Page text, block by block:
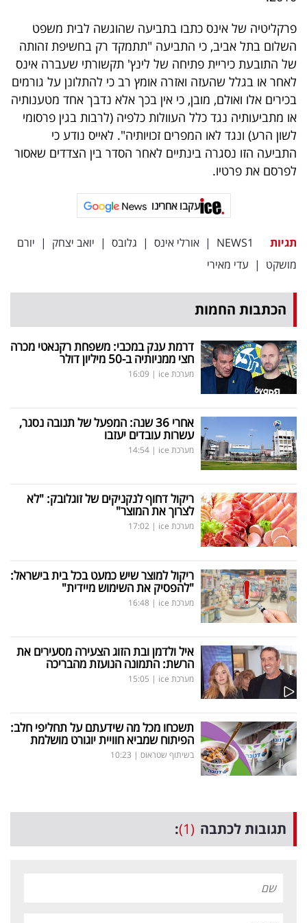
פרקליטיה של אינס כתבו בתביעה שהוגשה לבית משפט
השלום בתל אביב, כי התביעה "תתמקד רק בחשיפת זהותה
של התובעת כיריית פתיחה של לינץ' תקשורתי שעברה אינס
לאחר או בגלל שהעזה ואזרה אומץ רב כי להתלונן על גורמים
בכירים אלו ואולם, מובן, כי אין בכך אלא נדבך אחד מטענותיה
או מתביעותיה נגד כלל העוולות כלפיה (לרבות בגין פרסומי
לשון הרע) ונגד לאו המפרים זכויותיה". לאייס נודע כי
התביעה הזו נסגרה בינתיים לאחר הסדר בין הצדדים שאסור
לפרסם את פרטיו.
עקבו אחרינו
תגיות NEWS1
| אורלי אינס | גלובס | יואב יצחק | יורם
מושקט | עדי מאירי
הכתבות החמות
דרמת ענק במכבי: משפחת רקנאטי מכרה
חצי ממניותיה ב-50 מיליון דולר
מערכת ice |
16:09
אחרי 36 שנה: המפעל של תנובה נסגר,
עשרות עובדים יעזבו
מערכת ice |
14:54
ריקול דחוף לנקניקים של זוגלובק: "לא
לצרוך את המוצר"
מערכת ice |
17:02
ריקול למוצר שיש כמעט בכל בית בישראל:
"להפסיק את השימוש מיידית"
מערכת ice |
16:48
איל ולדמן ובת הזוג הצעירה מסעירים את
הרשת: התמונה הנועזת מהבריכה
מערכת ice |
15:05
תשכחו מכל מה שידעתם על תחליפי חלב:
הפיתוח שמביא חוויית יוגורט מושלמת
בשיתוף שטראוס |
10:23
תגובות לכתבה (1)
: